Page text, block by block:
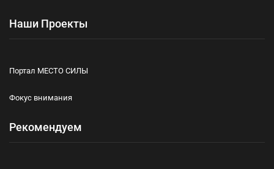
Наши Проекты
Портал МЕСТО СИЛЫ
Фокус внимания
Рекомендуем